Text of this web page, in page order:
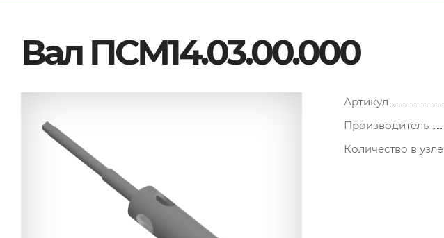
Вал ПСМ14.03.00.000
Артикул
Производитель
Количество в узле